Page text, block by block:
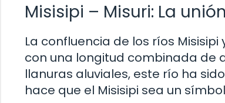
Misisipi – Misuri: La
La confluencia de los ríos
con una longitud combinada de
llanuras aluviales, este río ha
hace que el Misisipi sea un